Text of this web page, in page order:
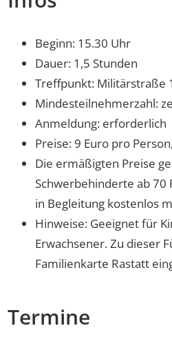
Beginn: 15.30 Uhr
Dauer: 1,5 Stunden
Treffpunkt: Militärstraße
Mindesteilnehmerzahl:
Anmeldung: erforderlich
Preise: 9 Euro pro
Die ermäßigten Preise
Schwerbehinderte ab 70
in Begleitung kostenlos
Hinweise: Geeignet für
Erwachsener. Zu dieser
Familienkarte Rastatt
Termine